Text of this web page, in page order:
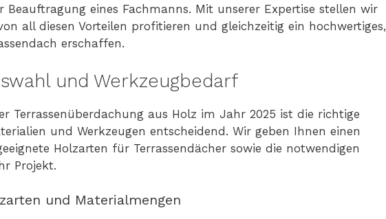
Beauftragung eines Fachmanns. Mit unserer Expertise stellen wir
all diesen Vorteilen profitieren und gleichzeitig ein hochwertiges,
erschaffen.
und Werkzeugbedarf
Terrassenüberdachung aus Holz im Jahr 2025 ist die richtige
und Werkzeugen entscheidend. Wir geben Ihnen einen
Holzarten für Terrassendächer sowie die notwendigen
Projekt.
und Materialmengen